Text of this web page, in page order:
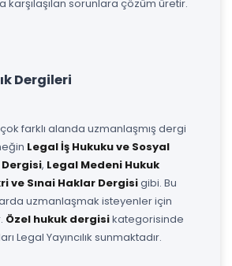
karşılaşılan sorunlara çözüm üretir.
Dergileri
farklı alanda uzmanlaşmış dergi
Legal İş Hukuku ve Sosyal
Dergisi, Legal Medeni Hukuk
ve Sınai Haklar Dergisigibi. Bu
uzmanlaşmak isteyenler için
Özel hukuk dergisikategorisinde
Legal Yayıncılık sunmaktadır.